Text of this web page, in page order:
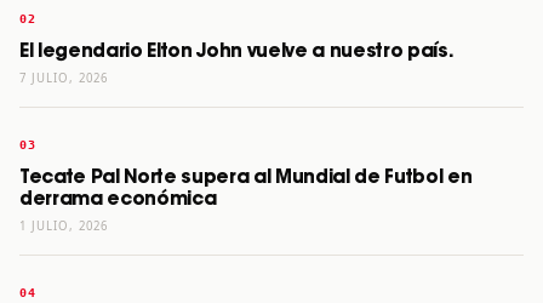
El legendario Elton John vuelve a nuestro país.
7 JULIO, 2026
Tecate Pal Norte supera al Mundial de Futbol en
derrama económica
1 JULIO, 2026